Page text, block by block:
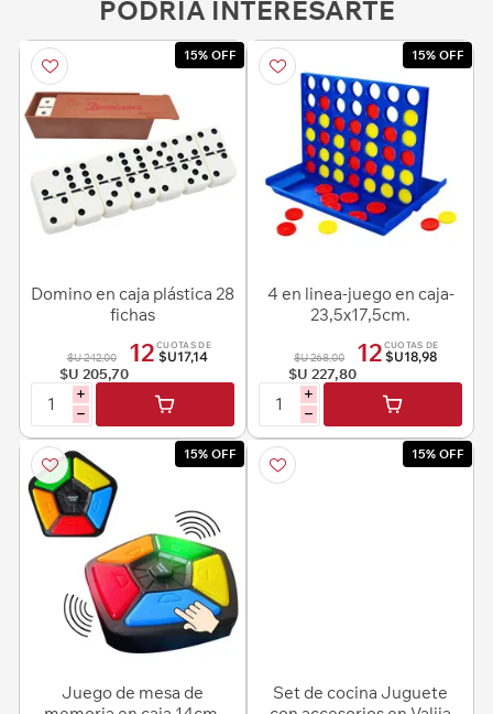
PODRÍA INTERESARTE
15% OFF
Domino en caja plástica 28
fichas
$U 242,00
$U 205,70
12 CUOTAS DE
$U17,14
i
h
15% OFF
4 en linea-juego en caja-
23,5x17,5cm.
$U 268,00
$U 227,80
12 CUOTAS DE
$U18,98
i
h
15% OFF
Juego de mesa de
15% OFF
Set de cocina Juguete